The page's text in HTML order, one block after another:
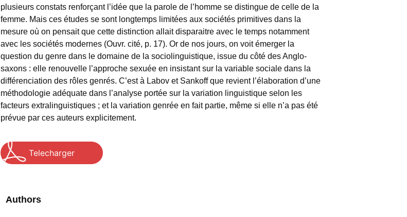
plusieurs constats renforçant l’idée que la parole de l’homme se distingue de celle de la
femme. Mais ces études se sont longtemps limitées aux sociétés primitives dans la
mesure où on pensait que cette distinction allait disparaitre avec le temps notamment
avec les sociétés modernes (Ouvr. cité, p. 17). Or de nos jours, on voit émerger la
question du genre dans le domaine de la sociolinguistique, issue du côté des Anglo-
saxons : elle renouvelle l’approche sexuée en insistant sur la variable sociale dans la
différenciation des rôles genrés. C’est à Labov et Sankoff que revient l’élaboration d’une
méthodologie adéquate dans l’analyse portée sur la variation linguistique selon les
facteurs extralinguistiques ; et la variation genrée en fait partie, même si elle n’a pas été
prévue par ces auteurs explicitement.
Telecharger
Authors